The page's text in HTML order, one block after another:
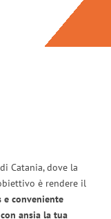
Catania, dove la
è rendere il
e conveniente
ansia la tua